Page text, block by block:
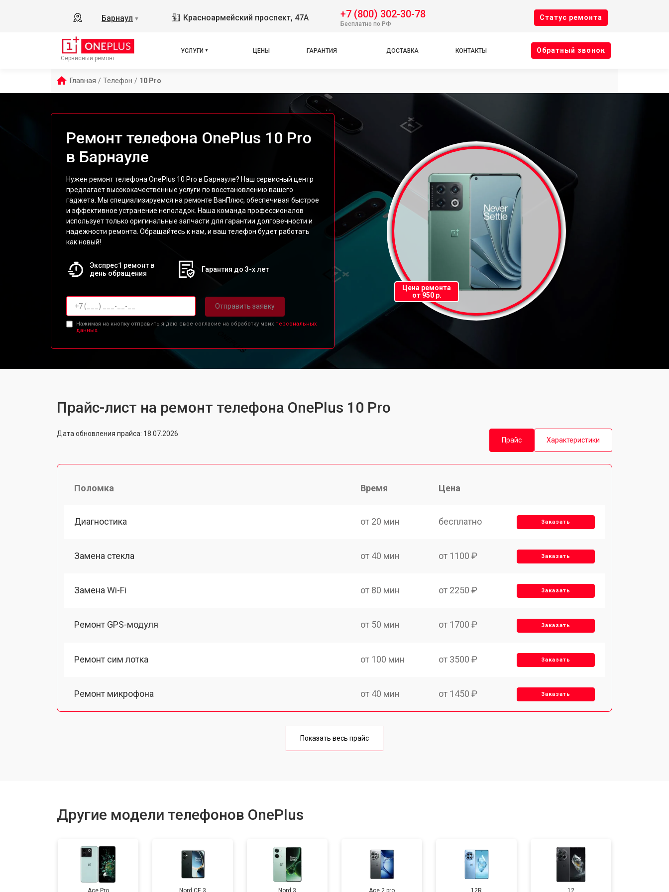
Барнаул ▼ Красноармейский проспект, 47А +7 (800) 302-30-78
Бесплатно по РФ
Cтатус ремонта
Сервисный ремонт
УСЛУГИ ЦЕНЫ ГАРАНТИЯ ДОСТАВКА КОНТАКТЫ Oбратный звонок
Главная / Телефон / 10 Pro
Ремонт телефона OnePlus 10 Pro
в Барнауле
Нужен ремонт телефона OnePlus 10 Pro в Барнауле? Наш сервисный центр
предлагает высококачественные услуги по восстановлению вашего
гаджета. Мы специализируемся на ремонте ВанПлюс, обеспечивая быстрое
и эффективное устранение неполадок. Наша команда профессионалов
использует только оригинальные запчасти для гарантии долговечности и
надежности ремонта. Обращайтесь к нам, и ваш телефон будет работать
как новый!
Экспрес1 ремонт в
день обращения
Гарантия до 3-х лет
Отправить заявку
Нажимая на кнопку отправить я даю свое согласие на обработку моих персональных
данных.
Цена ремонта
от 950 р.
Прайс-лист на ремонт телефона OnePlus 10 Pro
Дата обновления прайса: 18.07.2026
Прайс
Характеристики
Поломка Время Цена
Диагностика от 20 мин бесплатно Заказать
Замена стекла от 40 мин от 1100 ₽ Заказать
Замена Wi-Fi от 80 мин от 2250 ₽ Заказать
Ремонт GPS-модуля от 50 мин от 1700 ₽ Заказать
Ремонт сим лотка от 100 мин от 3500 ₽ Заказать
Ремонт микрофона от 40 мин от 1450 ₽ Заказать
от 70 мин
Замена задней крышки от 60 мин от 1400 ₽ Заказать
Показать весь прайс
Другие модели телефонов OnePlus
Ace Pro Nord CE 3 Nord 3 Ace 2 pro 12R 12